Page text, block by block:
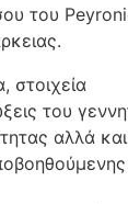
του
στοιχεία
του
αλλά και